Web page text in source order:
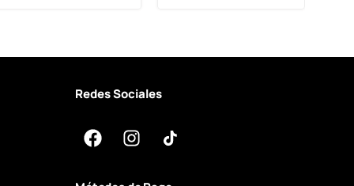
Redes Sociales